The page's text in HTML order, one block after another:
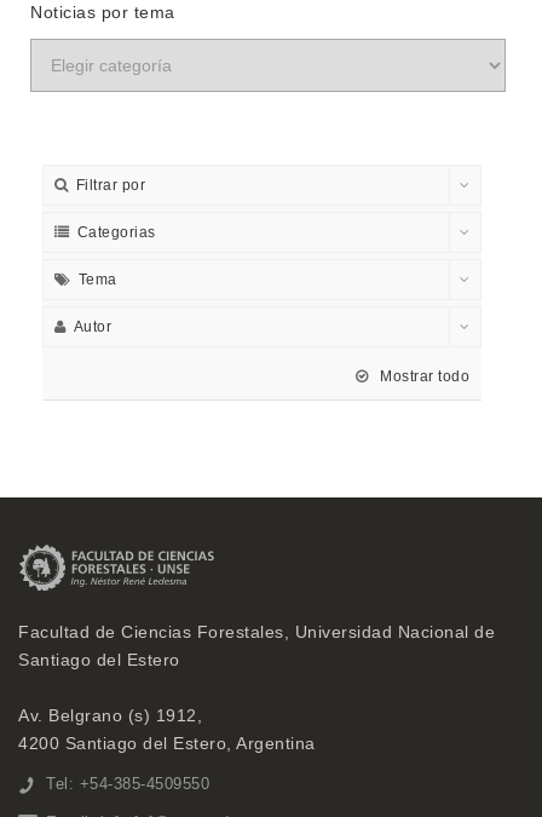
Noticias por tema
Filtrar por
Categorias
Tema
Autor
Mostrar todo
Facultad de Ciencias Forestales, Universidad Nacional de
Santiago del Estero
Av. Belgrano (s) 1912,
4200 Santiago del Estero, Argentina
Tel: +54-385-4509550